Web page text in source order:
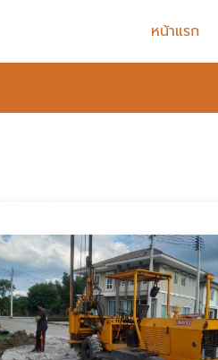
หน้าแรก